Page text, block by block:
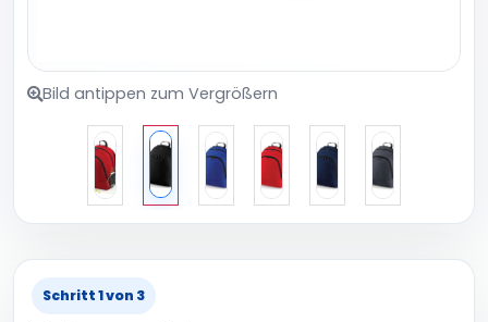
Bild antippen zum Vergrößern
Schritt 1 von 3